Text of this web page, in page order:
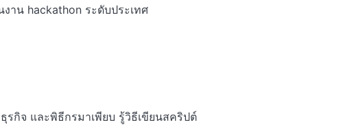
าน hackathon ระดับประเทศ
รกิจ และพิธีกรมาเพียบ รู้วิธีเขียนสคริปต์